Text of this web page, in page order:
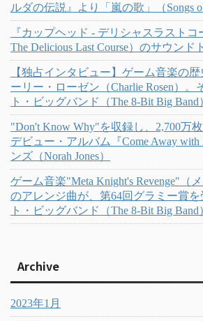
ルダの伝説』より「嵐の歌」（Songs
『カップヘッド - デリシャスラストコ
The Delicious Last Course）のサウン
【独占インタビュー】ゲーム音楽の
ーリー・ローゼン（Charlie Rosen）。
ト・ビッグバンド（The 8-Bit Big
"Don't Know Why"を収録し、2,700万
デビュー・アルバム『Come Away
ンズ（Norah Jones）
ゲーム音楽"Meta Knight's Revenge"（
のアレンジ曲が、第64回グラミー賞を
ト・ビッグバンド（The 8-Bit Big Band
Archive
2023年1月